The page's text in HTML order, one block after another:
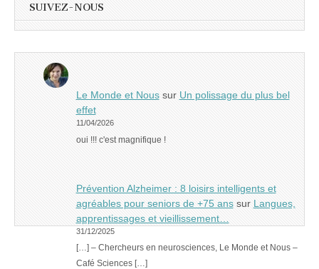
SUIVEZ-NOUS
Le Monde et Noussur Un polissage du plus bel
effet
11/04/2026
oui !!! c'est magnifique !
Prévention Alzheimer : 8 loisirs intelligents et
agréables pour seniors de +75 anssur Langues,
apprentissages et vieillissement…
31/12/2025
[…] – Chercheurs en neurosciences, Le Monde et Nous –
Café Sciences […]